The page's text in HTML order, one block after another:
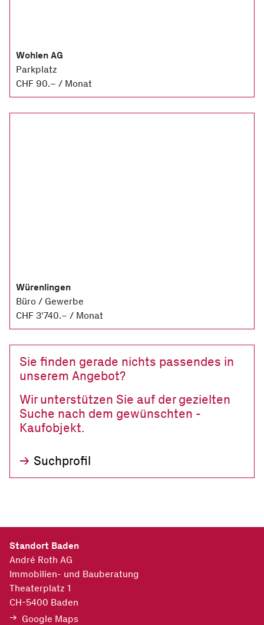
Wohlen AG
Parkplatz
CHF 90.– / Monat
Würenlingen
Büro / Gewerbe
CHF 3'740.– / Monat
Sie finden gerade nichts passendes in
unserem ­Angebot?
Wir unterstützen Sie auf der gezielten
Suche nach dem gewünschten ­
Kaufobjekt.
Suchprofil
Standort Baden
André Roth AG
Immobilien- und Bauberatung
Theaterplatz 1
CH-5400 Baden
Google Maps